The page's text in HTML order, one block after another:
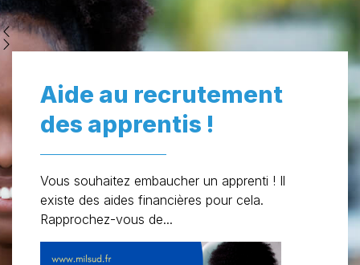
Aide au recrutement
des apprentis !
Vous souhaitez embaucher un apprenti ! Il
existe des aides financières pour cela.
Rapprochez-vous de...